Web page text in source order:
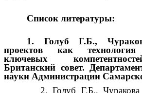
Список литературы:
1. Голуб Г.Б.,
проектов как технология
ключевых
Британский совет.
науки Администрации
2. Голуб Г.Б.,